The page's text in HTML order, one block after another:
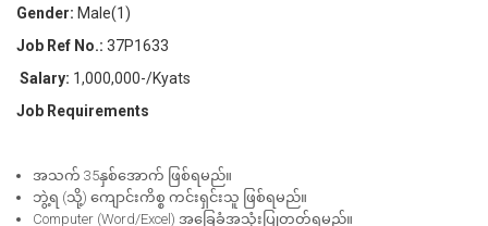
Gender: Male(1)
Job Ref No.: 37P1633
Salary: 1,000,000-/Kyats
Job Requirements
အသက် 35နှစ်အောက် ဖြစ်ရမည်။
ဘွဲ့ရ (သို့) ကျောင်းကိစ္စ ကင်းရှင်းသူ ဖြစ်ရမည်။
Computer (Word/Excel) အခြေခံအသုံးပြုတတ်ရမည်။